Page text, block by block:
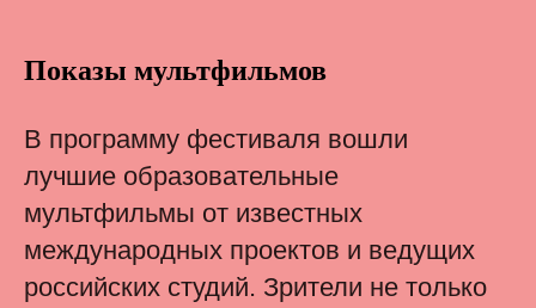
Показы мультфильмов
В программу фестиваля вошли
лучшие образовательные
мультфильмы от известных
международных проектов и ведущих
российских студий. Зрители не только